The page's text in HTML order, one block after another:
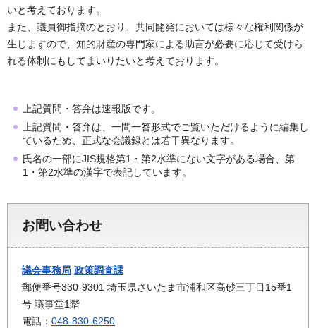
いと考えております。
また、議員御指摘のとおり、共同開発においては様々な権利関係が
生じますので、知的財産の専門家による助言が必要に応じて受けら
れる体制にもしてまいりたいと考えております。
上記質問・答弁は速報版です。
上記質問・答弁は、一問一答形式でご覧いただけるように編集し
ているため、正式な会議録とは若干異なります。
氏名の一部にJIS規格第1・第2水準にない文字がある場合、第
1・第2水準の漢字で表記しています。
お問い合わせ
議会事務局 政策調査課
郵便番号330-9301 埼玉県さいたま市浦和区高砂三丁目15番1
号 議事堂1階
電話： 048-830-6250